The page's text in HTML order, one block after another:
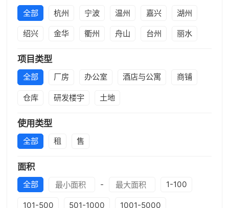
全部 杭州 宁波 温州 嘉兴 湖州
绍兴 金华 衢州 舟山 台州 丽水
项目类型
全部 厂房 办公室 酒店与公寓 商铺
仓库 研发楼宇 土地
使用类型
全部 租 售
面积
全部 - 1-100
101-500 501-1000 1001-5000